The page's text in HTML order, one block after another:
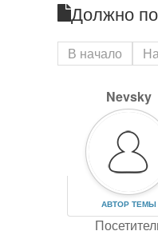
Должно
В начало
Nevsky
АВТОР ТЕМЫ